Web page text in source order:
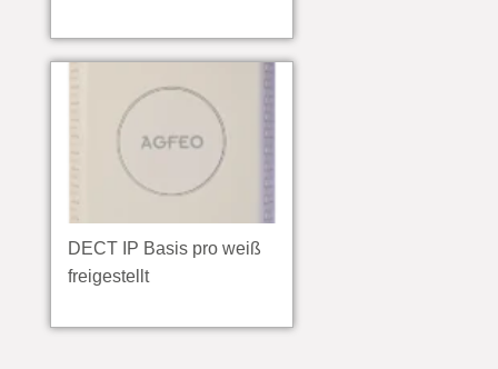
DECT IP Basis pro weiß
freigestellt